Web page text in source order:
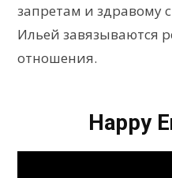
запретам и здравому
Ильей завязываются
отношения.
Happy